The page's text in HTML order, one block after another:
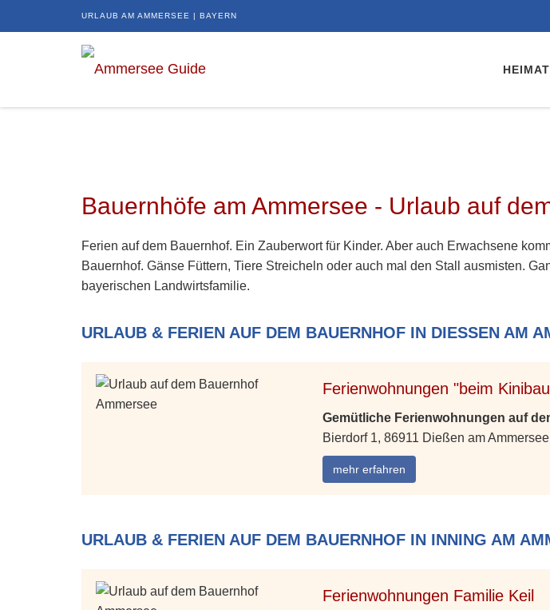
URLAUB AM AMMERSEE | BAYERN
Bauernhöfe am Ammersee - Urlaub auf
Ferien auf dem Bauernhof. Ein Zauberwort für Kinder. Aber auch Erwachsene
Bauernhof. Gänse Füttern, Tiere Streicheln oder auch mal den Stall ausmisten.
bayerischen Landwirtsfamilie.
URLAUB & FERIEN AUF DEM BAUERNHOF IN DIESSEN AM
Ferienwohnungen "beim
Gemütliche Ferienwohnungen auf
Bierdorf 1, 86911 Dießen am Ammersee
mehr erfahren
URLAUB & FERIEN AUF DEM BAUERNHOF IN INNING AM
Ferienwohnungen Familie Keil